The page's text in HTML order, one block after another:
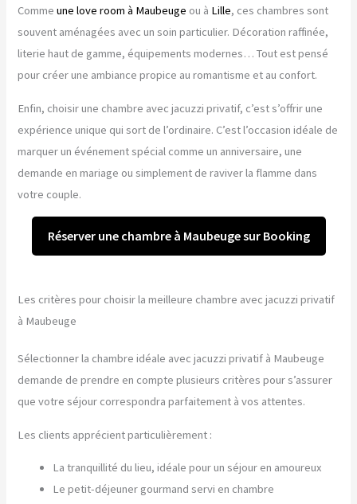
Comme une love room à Maubeuge ou à Lille, ces chambres sont
souvent aménagées avec un soin particulier. Décoration raffinée,
literie haut de gamme, équipements modernes… Tout est pensé
pour créer une ambiance propice au romantisme et au confort.
Enfin, choisir une chambre avec jacuzzi privatif, c’est s’offrir une
expérience unique qui sort de l’ordinaire. C’est l’occasion idéale de
marquer un événement spécial comme un anniversaire, une
demande en mariage ou simplement de raviver la flamme dans
votre couple.
Réserver une chambre à Maubeuge sur Booking
Les critères pour choisir la meilleure chambre avec jacuzzi privatif
à Maubeuge
Sélectionner la chambre idéale avec jacuzzi privatif à Maubeuge
demande de prendre en compte plusieurs critères pour s’assurer
que votre séjour correspondra parfaitement à vos attentes.
Les clients apprécient particulièrement :
La tranquillité du lieu, idéale pour un séjour en amoureux
Le petit-déjeuner gourmand servi en chambre